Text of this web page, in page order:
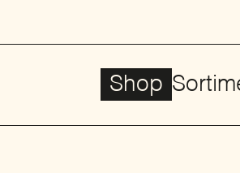
Shop